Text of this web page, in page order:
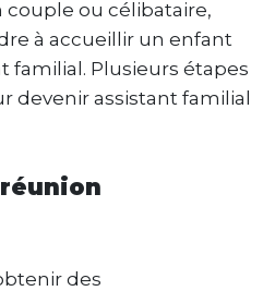
ou célibataire,
à accueillir un enfant
familial. Plusieurs étapes
devenir assistant familial
des